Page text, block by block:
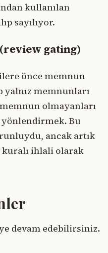
kullanılan
sayılıyor.
gating)
önce memnun
yalnız memnunları
olmayanları
Bu
ancak artık
kuralı ihlali olarak
devam edebilirsiniz.